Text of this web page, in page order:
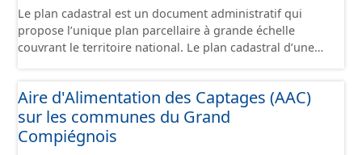
Le plan cadastral est un document administratif qui
propose l’unique plan parcellaire à grande échelle
couvrant le territoire national. Le plan cadastral d’une
communément appelées « feuilles de plan ». La parcelle
est l’unité cadastrale de base. C’est un terrain d’un seul
tenant situé dans un même lieudit et appartenant à un
même propriétaire. Le plan cadastral au format vecteur
Aire d'Alimentation des Captages (AAC)
sur les communes du Grand
Compiégnois